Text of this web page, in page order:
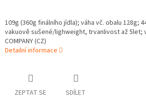
109g (360g finálního jídla); váha vč. obalu 128g;
vakuově sušené/lighweight, trvanlivost až 5let;
COMPANY (CZ)
Detailní informace
ZEPTAT SE SDÍLET